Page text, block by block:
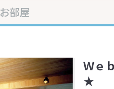
お部屋
Ｗｅ
★